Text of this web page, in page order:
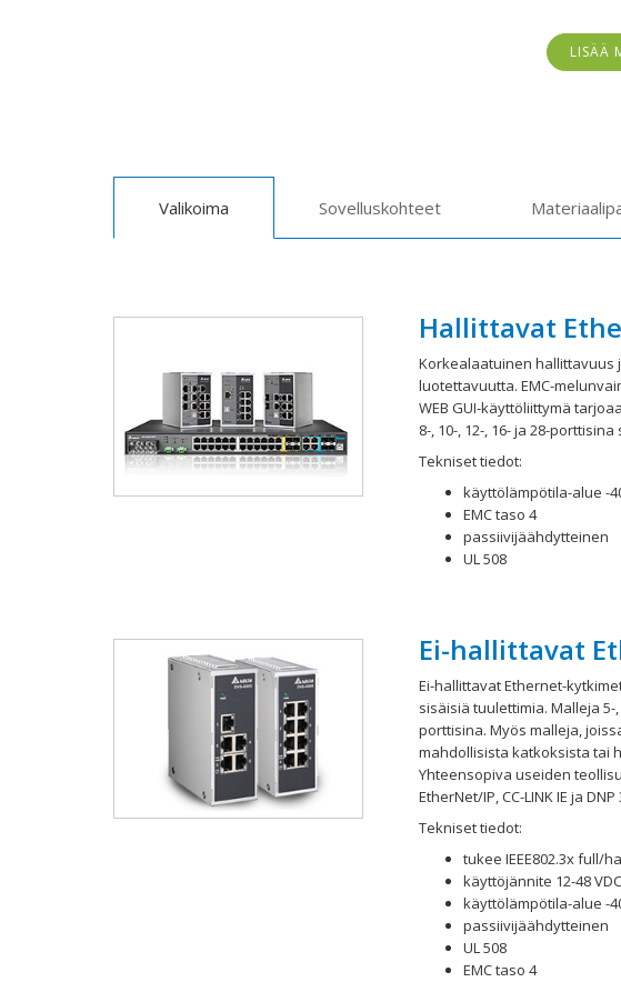
LISÄÄ
Valikoima Sovelluskohteet
Hallittavat
Korkealaatuinen hallittavuus
luotettavuutta. EMC-
WEB GUI-käyttöliittymä
8-, 10-, 12-, 16- ja 28-
Tekniset tiedot:
käyttölämpötila-alue -
EMC taso 4
passiivijäähdytteinen
UL 508
Ei-hallittavat
Ei-hallittavat Ethernet-
sisäisiä tuulettimia. Malleja 5-
porttisina. Myös malleja,
mahdollisista katkoksista tai
Yhteensopiva useiden
EtherNet/IP, CC-LINK IE ja DNP
Tekniset tiedot:
tukee IEEE802.3x full/
käyttöjännite 12-48 VDC
käyttölämpötila-alue -
passiivijäähdytteinen
UL 508
EMC taso 4